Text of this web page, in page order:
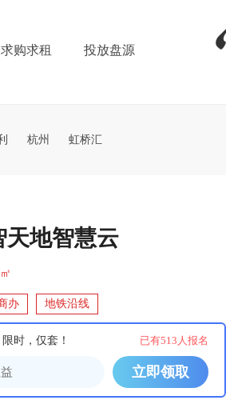
求购求租 投放盘源
杭州 虹桥汇
天地智慧云
办 地铁沿线
时，仅套！ 已有513 人报名